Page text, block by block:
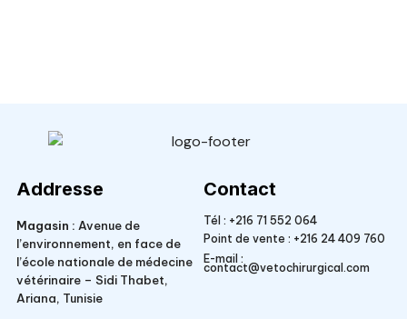
Addresse
Magasin : Avenue de
l’environnement, en face de
l’école nationale de médecine
vétérinaire – Sidi Thabet,
Ariana, Tunisie
Contact
Tél : +216 71 552 064
Point de vente : +216 24 409 760
E-mail :
contact@vetochirurgical.com